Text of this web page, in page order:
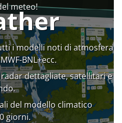
meteo!
i modelli noti di atmosfera
BNL+ecc.
dettagliate, satellitari e
del modello climatico
giorni.